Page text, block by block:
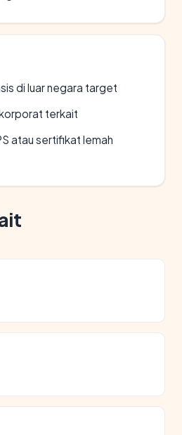
di luar negara target
terkait
atau sertifikat lemah